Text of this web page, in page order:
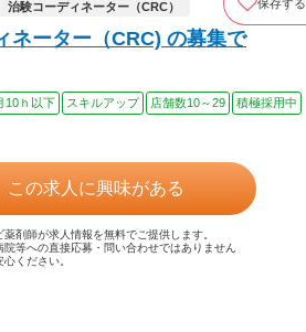
治験コーディネーター（CRC） 保存する
ネーター（CRC) の募集で
10ｈ以下 スキルアップ 店舗数10～29
積極採用中
この求人に興味がある
薬剤師が求人情報を無料でご提供します。
院等への直接応募・問い合わせではありません
ください。